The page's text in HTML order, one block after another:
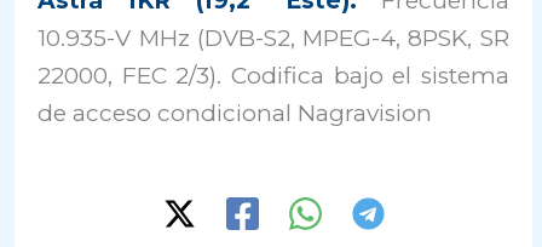
10.935-V MHz (DVB-S2, MPEG-4, 8PSK, SR
22000, FEC 2/3). Codifica bajo el sistema
de acceso condicional Nagravision